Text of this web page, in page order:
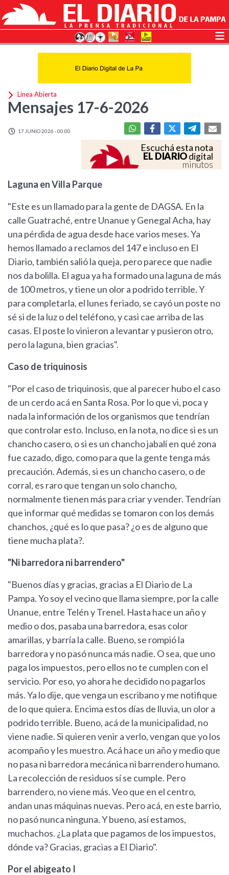
Linea Abierta
Mensajes 17-6-2026
17 JUNIO 2026 - 00:00
Escuchá esta nota
EL DIARIOdigital
minutos
Laguna en Villa Parque
"Este es un llamado para la gente de DAGSA. En la
calle Guatraché, entre Unanue y Genegal Acha, hay
una pérdida de agua desde hace varios meses. Ya
hemos llamado a reclamos del 147 e incluso en El
Diario, también salió la queja, pero parece que nadie
nos da bolilla. El agua ya ha formado una laguna de más
de 100 metros, y tiene un olor a podrido terrible. Y
para completarla, el lunes feriado, se cayó un poste no
sé si de la luz o del teléfono, y casi cae arriba de las
casas. El poste lo vinieron a levantar y pusieron otro,
pero la laguna, bien gracias".
Caso de triquinosis
"Por el caso de triquinosis, que al parecer hubo el caso
de un cerdo acá en Santa Rosa. Por lo que vi, poca y
nada la información de los organismos que tendrían
que controlar esto. Incluso, en la nota, no dice si es un
chancho casero, o si es un chancho jabalí en qué zona
fue cazado, digo, como para que la gente tenga más
precaución. Además, si es un chancho casero, o de
corral, es raro que tengan un solo chancho,
normalmente tienen más para criar y vender. Tendrían
que informar qué medidas se tomaron con los demás
chanchos, ¿qué es lo que pasa? ¿o es de alguno que
tiene mucha plata?.
"Ni barredora ni barrendero"
"Buenos días y gracias, gracias a El Diario de La
Pampa. Yo soy el vecino que llama siempre, por la calle
Unanue, entre Telén y Trenel. Hasta hace un año y
medio o dos, pasaba una barredora, esas color
amarillas, y barría la calle. Bueno, se rompió la
barredora y no pasó nunca más nadie. O sea, que uno
paga los impuestos, pero ellos no te cumplen con el
servicio. Por eso, yo ahora he decidido no pagarlos
más. Ya lo dije, que venga un escribano y me notifique
de lo que quiera. Encima estos días de lluvia, un olor a
podrido terrible. Bueno, acá de la municipalidad, no
viene nadie. Si quieren venir a verlo, vengan que yo los
acompaño y les muestro. Acá hace un año y medio que
no pasa ni barredora mecánica ni barrendero humano.
La recolección de residuos sí se cumple. Pero
barrendero, no viene más. Veo que en el centro,
andan unas máquinas nuevas. Pero acá, en este barrio,
no pasó nunca ninguna. Y bueno, así estamos,
muchachos. ¿La plata que pagamos de los impuestos,
dónde va? Gracias, gracias a El Diario".
Por el abigeato I